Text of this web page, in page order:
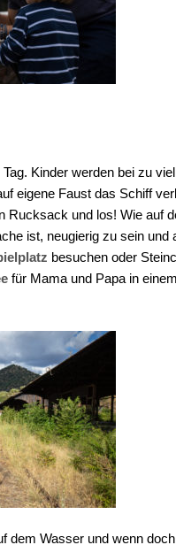
Kinder werden bei zu viel
eigene Faust das Schiff
Rucksack und los! Wie auf
ist, neugierig zu sein und
besuchen oder
für Mama und Papa in
dem Wasser und wenn